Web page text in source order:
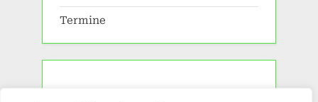
Termine